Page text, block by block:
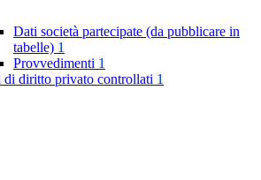
Dati società partecipate (da pubblicare in
tabelle) 1
Provvedimenti 1
di diritto privato controllati 1